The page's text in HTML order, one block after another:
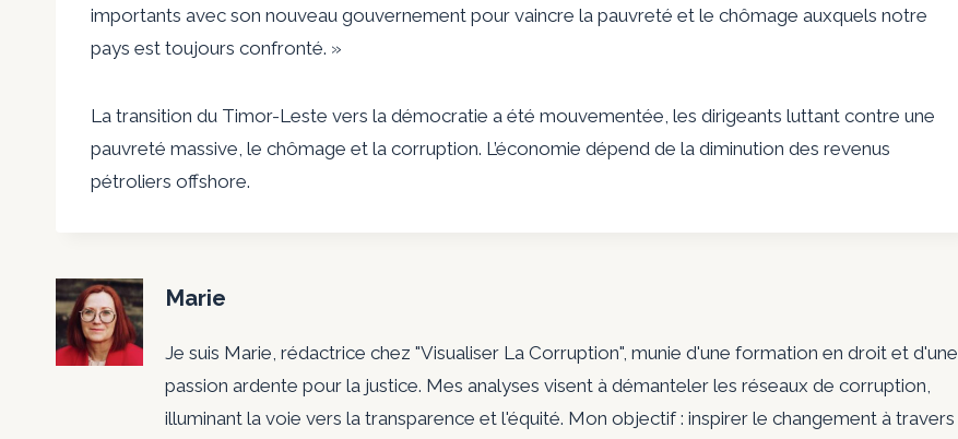
importants avec son nouveau gouvernement pour vaincre la pauvreté et le chômage auxquels notre
pays est toujours confronté. »
La transition du Timor-Leste vers la démocratie a été mouvementée, les dirigeants luttant contre une
pauvreté massive, le chômage et la corruption. L’économie dépend de la diminution des revenus
pétroliers offshore.
Marie
Je suis Marie, rédactrice chez "Visualiser La Corruption", munie d'une formation en droit et d'une
passion ardente pour la justice. Mes analyses visent à démanteler les réseaux de corruption,
illuminant la voie vers la transparence et l'équité. Mon objectif : inspirer le changement à travers